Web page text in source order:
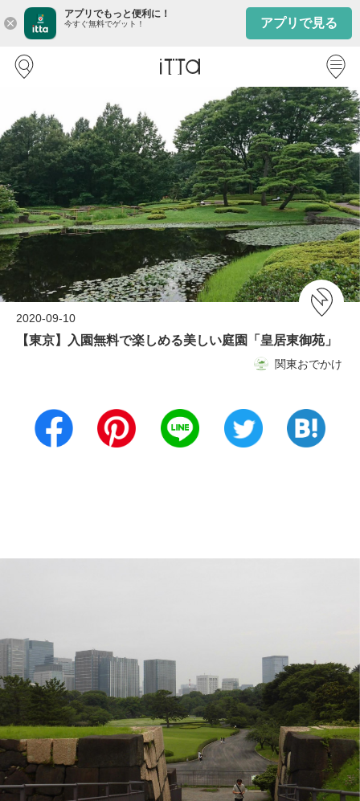
close
アプリでもっと便利に！
今すぐ無料でゲット！ アプリで見る
2020-09-10
【東京】入園無料で楽しめる美しい庭園「皇居東御苑」
関東おでかけ